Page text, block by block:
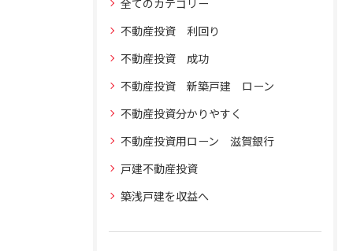
全てのカテゴリー
不動産投資 利回り
不動産投資 成功
不動産投資 新築戸建 ローン
不動産投資分かりやすく
不動産投資用ローン 滋賀銀行
戸建不動産投資
築浅戸建を収益へ